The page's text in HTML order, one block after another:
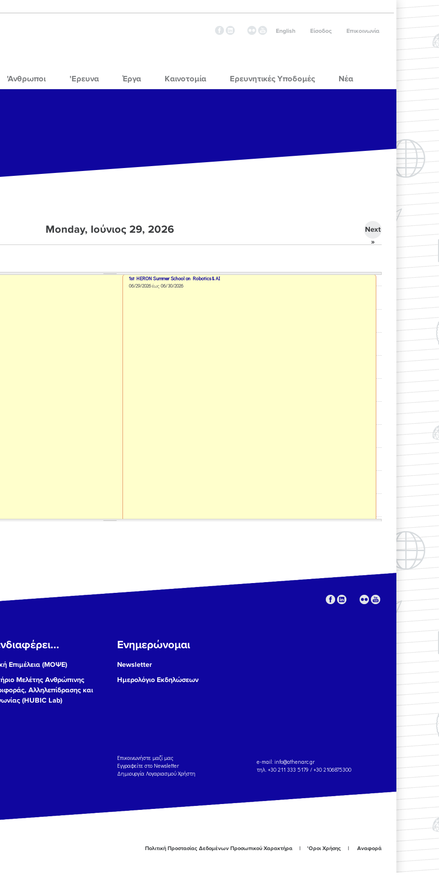
Επικοινωνία
Είσοδος
English
'Ανθρωποι 'Ερευνα Έργα Καινοτομία Ερευνητικές Υποδομές Νέα
Monday, Ιούνιος 29, 2026
Next
»
1st HERON Summer School on Robotics & AI
06/29/2026έως 06/30/2026
Επιμέλεια (ΜΟΨΕ)
Μελέτης Ανθρώπινης
Αλληλεπίδρασης και
(HUBIC Lab)
Ενημερώνομαι
Newsletter
Ημερολόγιο Εκδηλώσεων
Eπικοινωνήστε μαζί μας
Εγγραφείτε στο Newsletter
Δημιουργία Λογαριασμού Χρήστη
e-mail: info@athenarc.gr
τηλ. +30 211 333 5179 / +30 2106875300
Πολιτική Προστασίας Δεδομένων Προσωπικού Χαρακτήρα 'Οροι Χρήσης Αναφορά